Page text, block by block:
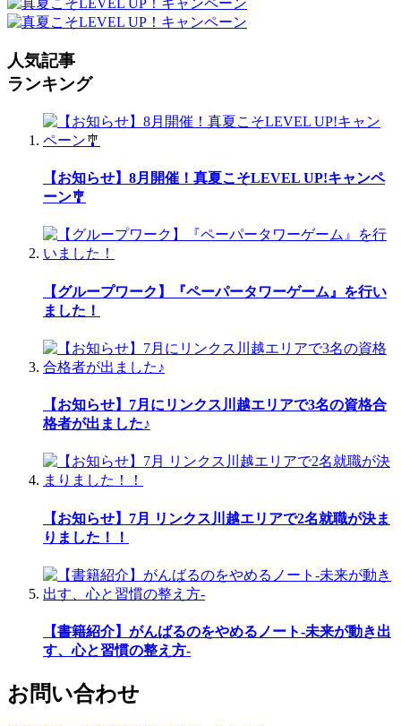
人気記事
ランキング
【お知らせ】8月開催！真夏こそLEVEL UP!キャンペ
ーン🎐
【グループワーク】『ペーパータワーゲーム』を行い
ました！
【お知らせ】7月にリンクス川越エリアで3名の資格合
格者が出ました♪
【お知らせ】7月 リンクス川越エリアで2名就職が決ま
りました！！
【書籍紹介】がんばるのをやめるノート-未来が動き出
す、心と習慣の整え方-
お問い合わせ